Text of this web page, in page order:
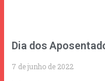
Dia dos
7 de junho de 2022